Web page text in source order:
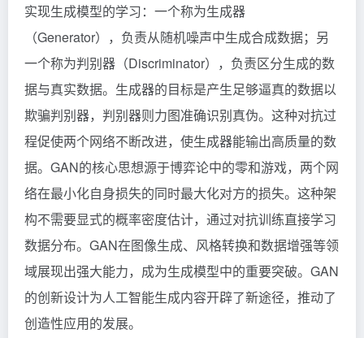
实现生成模型的学习：一个称为生成器
（Generator），负责从随机噪声中生成合成数据；另
一个称为判别器（Discriminator），负责区分生成的数
据与真实数据。生成器的目标是产生足够逼真的数据以
欺骗判别器，判别器则力图准确识别真伪。这种对抗过
程促使两个网络不断改进，使生成器能输出高质量的数
据。GAN的核心思想源于博弈论中的零和游戏，两个网
络在最小化自身损失的同时最大化对方的损失。这种架
构不需要显式的概率密度估计，通过对抗训练直接学习
数据分布。GAN在图像生成、风格转换和数据增强等领
域展现出强大能力，成为生成模型中的重要突破。GAN
的创新设计为人工智能生成内容开辟了新途径，推动了
创造性应用的发展。